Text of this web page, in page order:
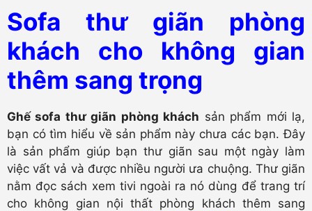
Sofa thư giãn phòng
khách cho không gian
thêm sang trọng
Ghế sofa thư giãn phòng khách sản phẩm mới lạ,
bạn có tìm hiểu về sản phẩm này chưa các bạn. Đây
là sản phẩm giúp bạn thư giãn sau một ngày làm
việc vất vả và được nhiều người ưa chuộng. Thư giãn
nằm đọc sách xem tivi ngoài ra nó dùng để trang trí
cho không gian nội thất phòng khách thêm sang